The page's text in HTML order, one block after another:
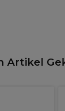
Artikel